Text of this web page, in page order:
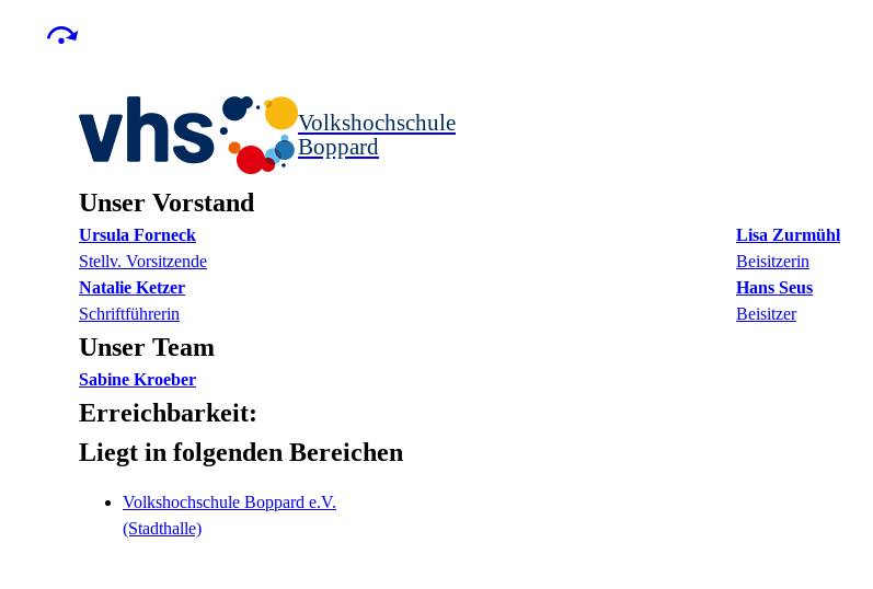
Volkshochschule
Boppard
Unser Vorstand
Ursula Forneck
Stellv. Vorsitzende
Lisa Zurmühl
Beisitzerin
Natalie Ketzer
Schriftführerin
Hans Seus
Beisitzer
Unser Team
Sabine Kroeber
Erreichbarkeit:
Liegt in folgenden Bereichen
Volkshochschule Boppard e.V.
(Stadthalle)